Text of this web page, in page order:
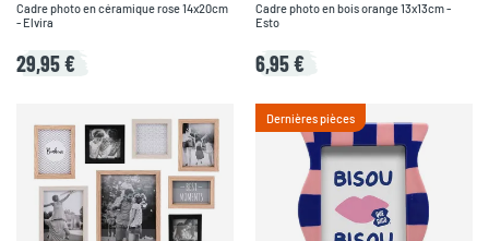
Cadre photo en céramique rose 14x20cm
- Elvira
29,95 €
Cadre photo en bois orange 13x13cm -
Esto
6,95 €
Dernières pièces